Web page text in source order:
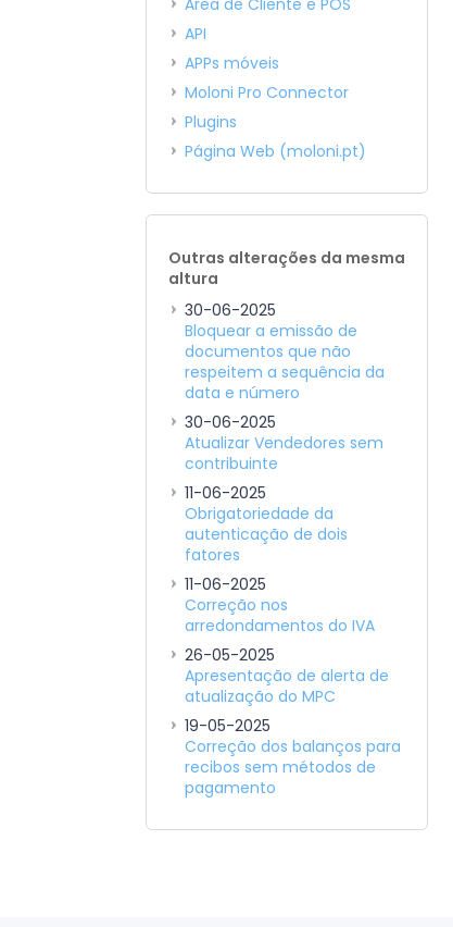
Área de Cliente e POS
API
APPs móveis
Moloni Pro Connector
Plugins
Página Web (moloni.pt)
Outras alterações da mesma
altura
30-06-2025
Bloquear a emissão de
documentos que não
respeitem a sequência da
data e número
30-06-2025
Atualizar Vendedores sem
contribuinte
11-06-2025
Obrigatoriedade da
autenticação de dois
fatores
11-06-2025
Correção nos
arredondamentos do IVA
26-05-2025
Apresentação de alerta de
atualização do MPC
19-05-2025
Correção dos balanços para
recibos sem métodos de
pagamento